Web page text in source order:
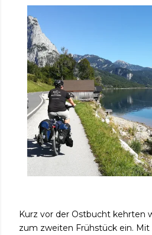
Kurz vor der Ostbucht kehrten
zum zweiten Frühstück ein. Mit